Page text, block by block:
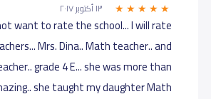
١٣ أكتوبر ٢٠١٧
want to rate the school... I will rate
Mrs. Dina.. Math teacher.. and
grade 4 E... she was more than
she taught my daughter Math